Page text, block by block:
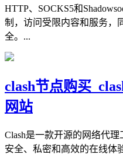
HTTP、SOCKS5和
制，访问受限内容和服务，
全。...
clash节点购买
网站
Clash是一款开源的网络代
安全、私密和高效的在线体